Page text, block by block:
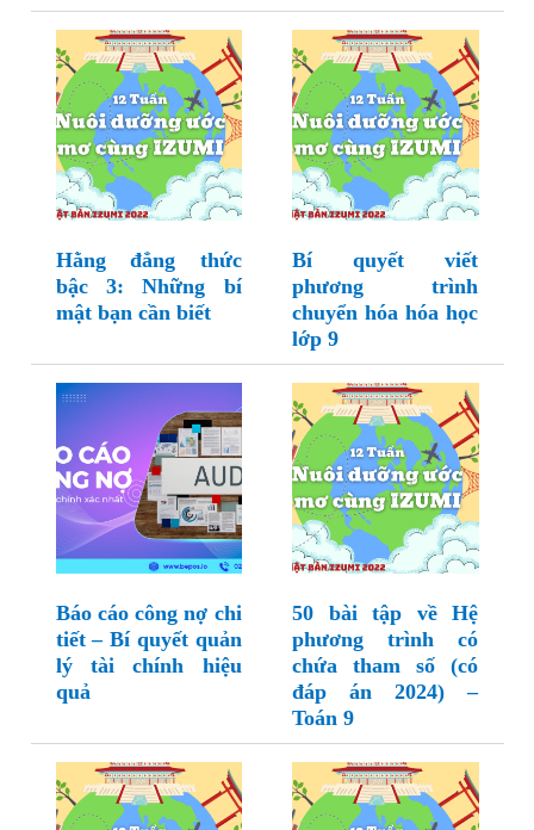
Hằng đẳng thức
bậc 3: Những bí
mật bạn cần biết
Bí quyết viết
phương trình
chuyển hóa hóa học
lớp 9
Báo cáo công nợ chi
tiết – Bí quyết quản
lý tài chính hiệu
quả
50 bài tập về Hệ
phương trình có
chứa tham số (có
đáp án 2024) –
Toán 9